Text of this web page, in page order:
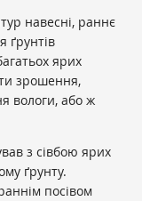
навесні, раннє
ґрунтів
ярих
зрошення,
вологи, або ж
з сівбою ярих
ґрунту.
посівом